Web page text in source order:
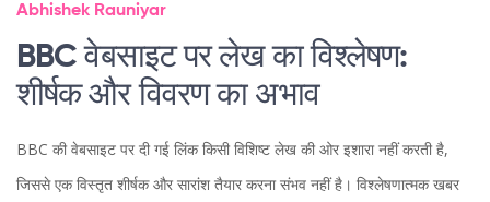
Abhishek Rauniyar
BBC वेबसाइट पर लेख का विश्लेषण:
शीर्षक और विवरण का अभाव
BBC की वेबसाइट पर दी गई लिंक किसी विशिष्ट लेख की ओर इशारा नहीं करती है,
जिससे एक विस्तृत शीर्षक और सारांश तैयार करना संभव नहीं है। विश्लेषणात्मक खबर